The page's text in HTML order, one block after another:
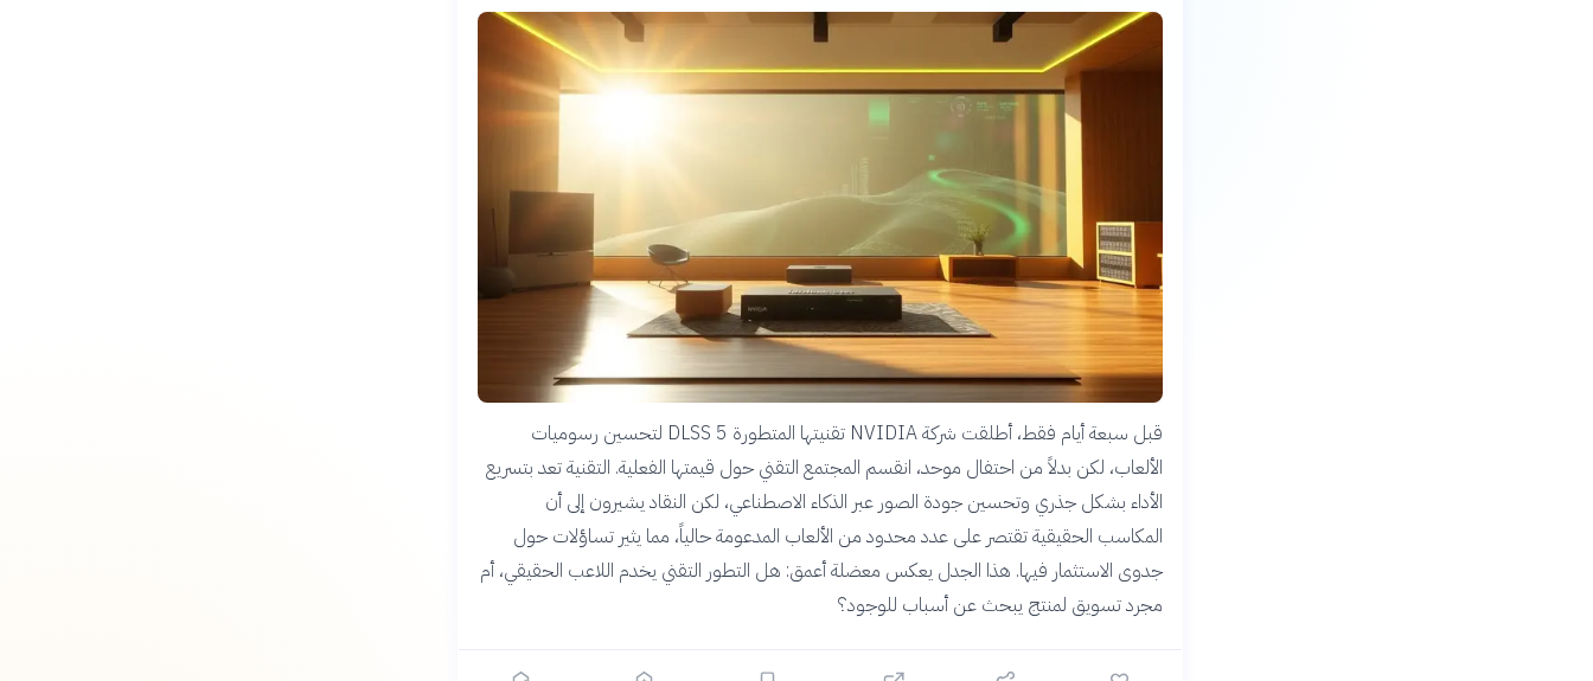
قبل سبعة أيام فقط، أطلقت شركة NVIDIA تقنيتها المتطورة DLSS 5 لتحسين رسوميات
الألعاب، لكن بدلاً من احتفال موحد، انقسم المجتمع التقني حول قيمتها الفعلية. التقنية تعد بتسريع
الأداء بشكل جذري وتحسين جودة الصور عبر الذكاء الاصطناعي، لكن النقاد يشيرون إلى أن
المكاسب الحقيقية تقتصر على عدد محدود من الألعاب المدعومة حالياً، مما يثير تساؤلات حول
جدوى الاستثمار فيها. هذا الجدل يعكس معضلة أعمق: هل التطور التقني يخدم اللاعب الحقيقي، أم
مجرد تسويق لمنتج يبحث عن أسباب للوجود؟